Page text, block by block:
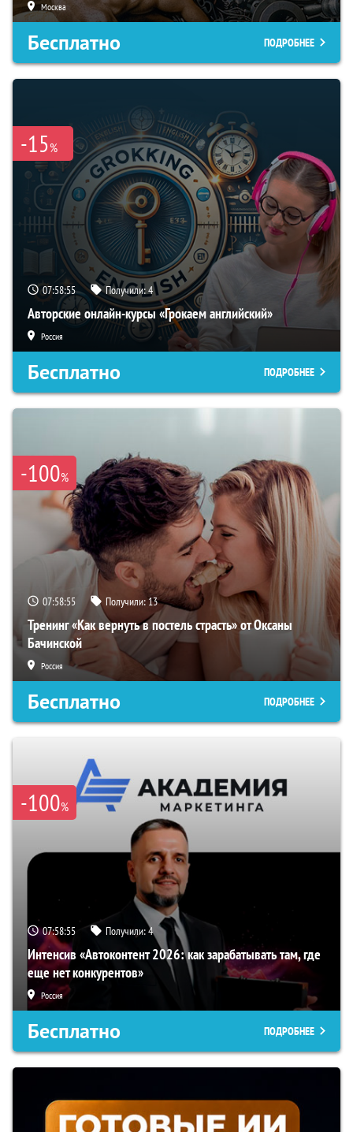
Москва
Бесплатно ПОДРОБНЕЕ
-15%
07:58:54 Получили:4
Авторские онлайн-курсы «Грокаем английский»
Россия
Бесплатно ПОДРОБНЕЕ
-100%
07:58:54 Получили:13
Тренинг «Как вернуть в постель страсть» от Оксаны
Бачинской
Россия
Бесплатно ПОДРОБНЕЕ
-100%
07:58:54 Получили:4
Интенсив «Автоконтент 2026: как зарабатывать там, где
еще нет конкурентов»
Россия
Бесплатно ПОДРОБНЕЕ